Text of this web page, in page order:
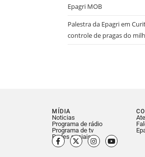
Epagri MOB
Palestra da Epagri em
controle de pragas do
MÍDIA
Noticias
Programa de rádio
Programa de tv
Redes sociais